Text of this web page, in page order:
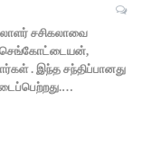
சசிகலாவை
செங்கோட்டையன்,
. இந்த சந்திப்பானது